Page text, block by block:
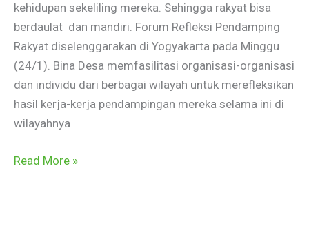
kehidupan sekeliling mereka. Sehingga rakyat bisa
berdaulat dan mandiri. Forum Refleksi Pendamping
Rakyat diselenggarakan di Yogyakarta pada Minggu
(24/1). Bina Desa memfasilitasi organisasi-organisasi
dan individu dari berbagai wilayah untuk merefleksikan
hasil kerja-kerja pendampingan mereka selama ini di
wilayahnya
Read More »